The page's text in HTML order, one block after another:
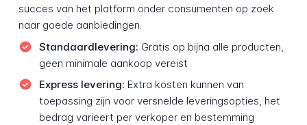
succes van het platform onder consumenten op zoek
naar goede aanbiedingen.
Standaardlevering: Gratis op bijna alle producten,
geen minimale aankoop vereist
Express levering: Extra kosten kunnen van
toepassing zijn voor versnelde leveringsopties, het
bedrag varieert per verkoper en bestemming